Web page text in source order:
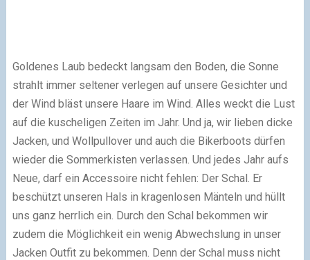
Goldenes Laub bedeckt langsam den Boden, die Sonne
strahlt immer seltener verlegen auf unsere Gesichter und
der Wind bläst unsere Haare im Wind. Alles weckt die Lust
auf die kuscheligen Zeiten im Jahr. Und ja, wir lieben dicke
Jacken, und Wollpullover und auch die Bikerboots dürfen
wieder die Sommerkisten verlassen. Und jedes Jahr aufs
Neue, darf ein Accessoire nicht fehlen: Der Schal. Er
beschützt unseren Hals in kragenlosen Mänteln und hüllt
uns ganz herrlich ein. Durch den Schal bekommen wir
zudem die Möglichkeit ein wenig Abwechslung in unser
Jacken Outfit zu bekommen. Denn der Schal muss nicht